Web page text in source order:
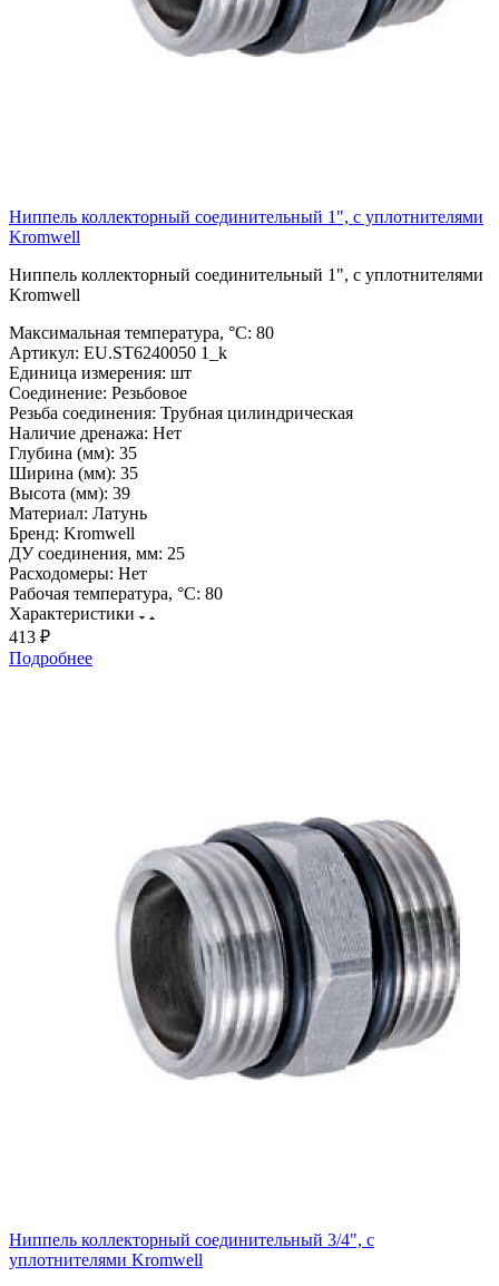
Ниппель коллекторный соединительный 1", с уплотнителями
Kromwell
Ниппель коллекторный соединительный 1", с уплотнителями
Kromwell
Максимальная температура, °С: 80
Артикул: EU.ST6240050 1_k
Единица измерения: шт
Соединение: Резьбовое
Резьба соединения: Трубная цилиндрическая
Наличие дренажа: Нет
Глубина (мм): 35
Ширина (мм): 35
Высота (мм): 39
Материал: Латунь
Бренд: Kromwell
ДУ соединения, мм: 25
Расходомеры: Нет
Рабочая температура, °С: 80
Характеристики
413 ₽
Подробнее
Ниппель коллекторный соединительный 3/4", с
уплотнителями Kromwell